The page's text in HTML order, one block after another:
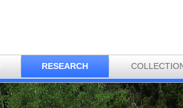
RESEARCH